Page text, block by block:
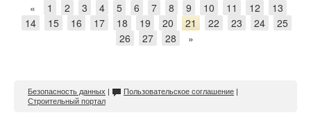
« 1 2 3 4 5 6 7 8 9 10 11 12
13
14
15 16 17 18 19 20 21 22 23 24
25
26
27 28 »
Безопасность данных | Пользовательское соглашение |
Строительный портал